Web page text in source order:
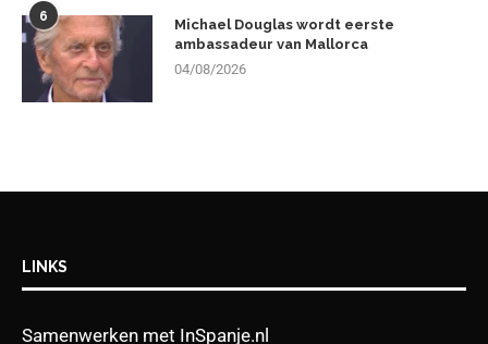
6
Michael Douglas wordt eerste
ambassadeur van Mallorca
04/08/2026
LINKS
Samenwerken met InSpanje.nl